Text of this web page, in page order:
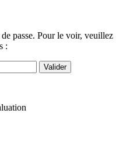
passe. Pour le voir, veuillez
: